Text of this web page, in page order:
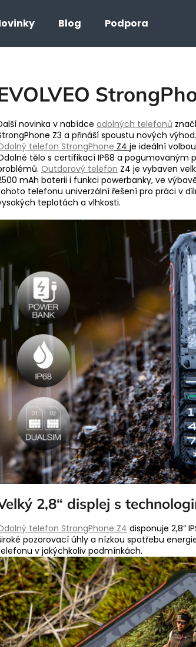
Blog Podpora
novinka v nabídce odolných telefonů
Z3 a přináší spoustu nových výhod.
telefon StrongPhone Z4 je ideální
tělo s certifikací IP68 a pogumovaným
Outdorový telefon Z4 je vybaven
mAh baterii i funkci powerbanky, ve
telefonu univerzální řešení pro práci v
teplotách a vlhkosti.
2,8“ displej s
telefon StrongPhone Z4 disponuje 2,8“
pozorovací úhly a nízkou spotřebu
v jakýchkoliv podmínkách.